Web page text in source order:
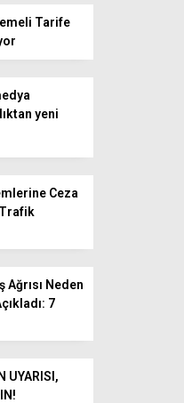
Tarife
yeni
Ceza
Trafik
Ağrısı Neden
7
UYARISI,